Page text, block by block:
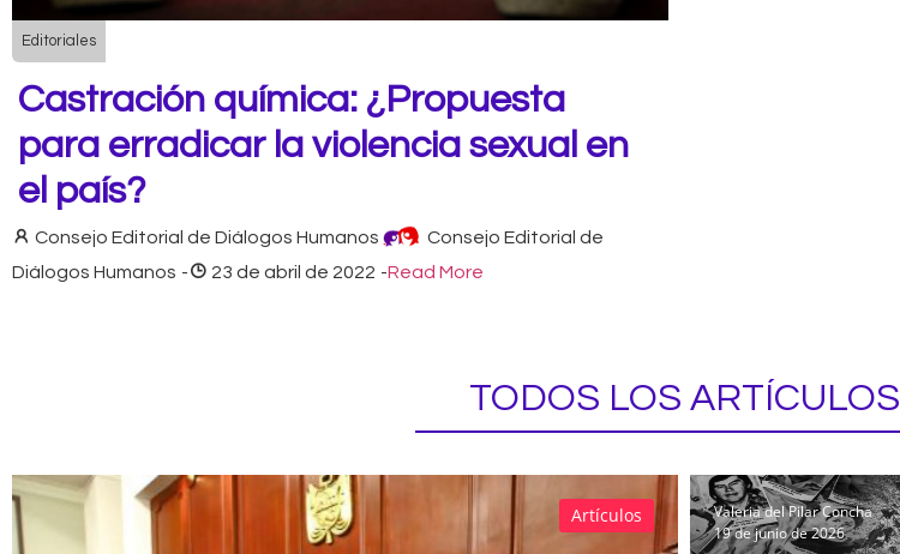
Editoriales
Castración química: ¿Propuesta
para erradicar la violencia sexual en
el país?
Consejo Editorial de Diálogos Humanos
Consejo Editorial de
Diálogos Humanos - 23 de abril de 2022 -Read More
TODOS LOS ARTÍCULOS
Artículos
Valeria del Pilar Concha
19 de junio de 2026